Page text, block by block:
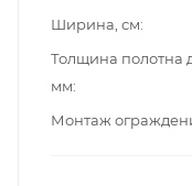
Ширина, см
Толщина полотна
мм
Монтаж